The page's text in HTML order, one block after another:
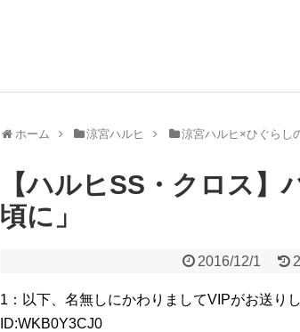
ホーム 涼宮ハルヒ 涼宮ハルヒ×ひぐらし
【ハルヒSS・クロス】
頃に」
2016/12/1
1：以下、名無しにかわりましてVIPがお送り
ID:WKB0Y3CJ0